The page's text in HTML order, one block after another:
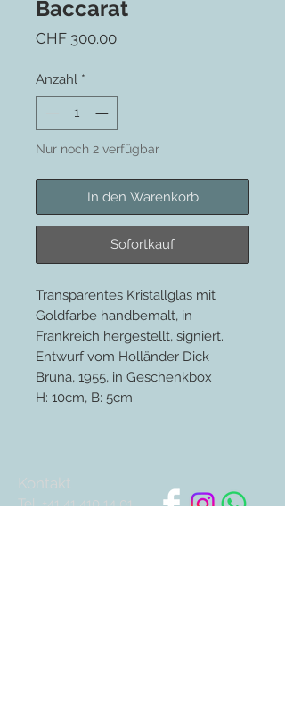
Baccarat
CHF 300.00Preis
Anzahl *
Nur noch 2 verfügbar
In den Warenkorb
Sofortkauf
Transparentes Kristallglas mit
Goldfarbe handbemalt, in
Frankreich hergestellt, signiert.
Entwurf vom Holländer Dick
Bruna, 1955, in Geschenkbox
H: 10cm, B: 5cm
Kontakt
Tel:+41 41 410 14 01